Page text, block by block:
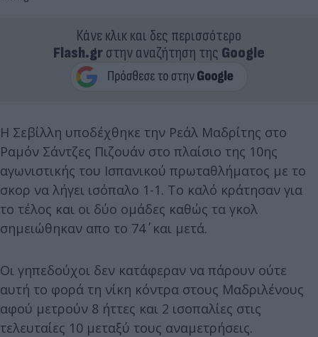
Κάνε κλικ και δες περισσότερο
Flash.grστην αναζήτηση της Google
Η Σεβίλλη υποδέχθηκε την Ρεάλ Μαδρίτης στο
Ραμόν Σάντζες Πιζουάν στο πλαίσιο της 10ης
αγωνιστικής του Ισπανικού πρωταθλήματος με το
σκορ να λήγει ισόπαλο 1-1. Το καλό κράτησαν για
το τέλος και οι δύο ομάδες καθώς τα γκολ
σημειώθηκαν απο το 74΄ και μετά.
Οι γηπεδούχοι δεν κατάφεραν να πάρουν ούτε
αυτή το φορά τη νίκη κόντρα στους Μαδριλένους
αφού μετρούν 8 ήττες και 2 ισοπαλίες στις
τελευταίες 10 μεταξύ τους αναμετρήσεις.